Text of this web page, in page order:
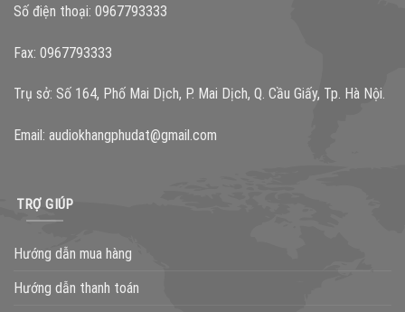
Số điện thoại: 0967793333
Fax: 0967793333
Trụ sở: Số 164, Phố Mai Dịch, P. Mai Dịch, Q. Cầu Giấy, Tp. Hà Nội.
Email: audiokhangphudat@gmail.com
TRỢ GIÚP
Hướng dẫn mua hàng
Hướng dẫn thanh toán